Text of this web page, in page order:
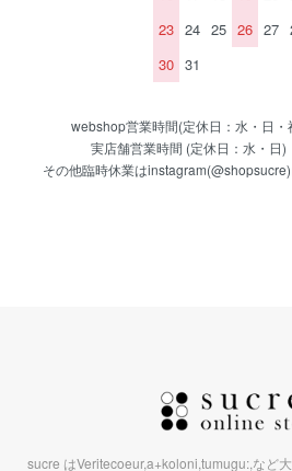
23 24 25 26 27
30 31
webshop営業時間(定休日：水・日
実店舗営業時間 (定休日：水・
その他臨時休業はinstagram(@shopsucre)
sucre はVeritecoeur,a+koloni,tumugu:,など